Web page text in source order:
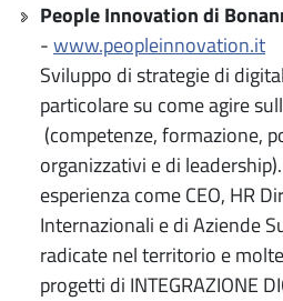
People Innovation di
-www.peopleinnovation.it
Sviluppo di strategie di
particolare su come agire
(competenze, formazione,
organizzativi e di
esperienza come CEO, HR
Internazionali e di Aziende
radicate nel territorio e
progetti di INTEGRAZIONE